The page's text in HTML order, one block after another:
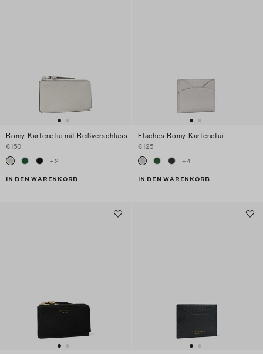
Romy Kartenetui mit Reißverschluss
€150
+2
IN DEN WARENKORB
Flaches Romy Kartenetui
€125
+4
IN DEN WARENKORB